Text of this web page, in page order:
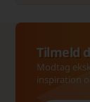
Tilmeld
Modtag
inspiration